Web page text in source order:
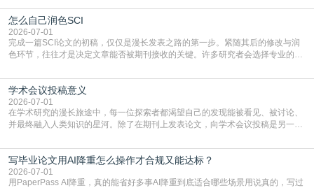
战与困惑。从选题立意到投稿回应，每一步都需要精心的策略与扎实的工作。本
篇AEIC学术交流中心小编就为大家介绍“发SCI文章”。一、精准定位是成功的第
一步发表SCI文章，首要解决的问题是“投
怎么自己润色SCI
2026-07-01
完成一篇SCI论文的初稿，仅仅是漫长发表之路的第一步。紧随其后的修改与润
色环节，往往才是决定文章能否被期刊接收的关键。许多研究者会选择专业的语
质量，更能在此过程中深化对学术写作的理解。如何系统、高效地打磨自己的论
文，使其在语言和学术表达上更符合国际期刊的要求，是每位研究者值得投入学
习的技能。本篇AEIC学术交流中心小编就为大家介
学术会议投稿意义
2026-07-01
在学术研究的漫长旅途中，每一位探索者都渴望自己的发现能被看见、被讨论、
并最终融入人类知识的星河。除了在期刊上发表论文，向学术会议投稿是另一个
广阔学术天地的大门，连接着个体研究与社会网络。本篇AEIC学术交流中心小编
就为大家介绍“学术会议投稿意义”。一、加速研究成果的传播与反馈学术会议通
常具有周期短、时效性强的特点。相比期刊漫长的
写毕业论文用AI降重怎么操作才合规又能达标？
2026-07-01
用PaperPass AI降重，真的能省好多事AI降重到底适合哪些场景用说真的，写过